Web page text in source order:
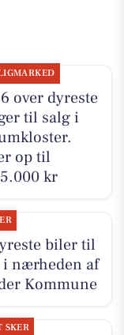
over dyreste
til salg i
op til
kr
biler til
i nærheden af
Kommune
SKER